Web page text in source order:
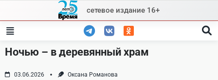
content
сетевое издание 16+
Ночью – в деревянный храм
03.06.2026 Оксана Романова